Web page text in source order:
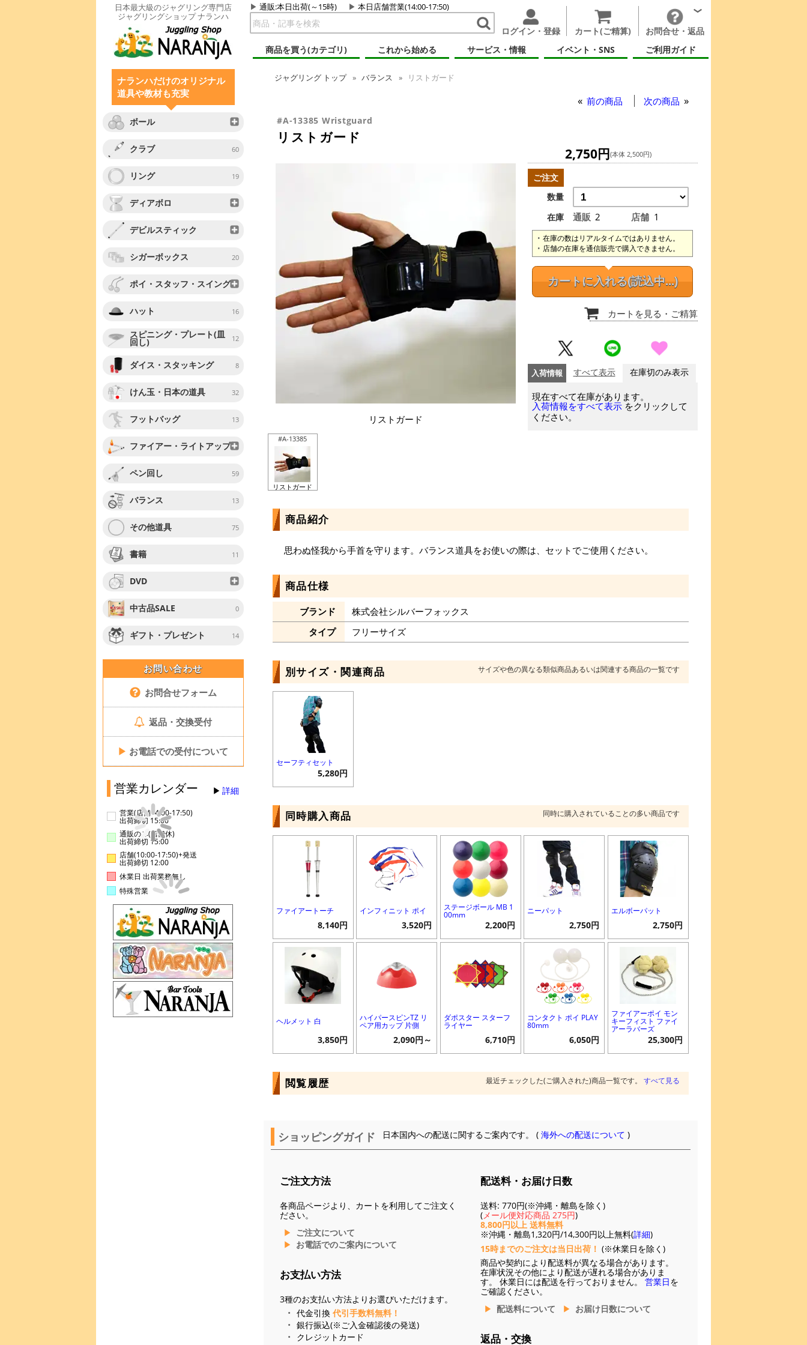
日本最大級のジャグリング専門店
ジャグリングショップ ナランハ
通販:本日出荷(～15時) 本日店舗営業(14:00-17:50)
ログイン・登録 カート(ご精算)
お問合せ・返品
商品を買う(カテゴリ)
これから始める サービス・情報 イベント・SNS ご利用ガイド
ナランハだけのオリジナル
道具や教材も充実
ボール
クラブ 60
リング 19
ディアボロ
デビルスティック
シガーボックス 20
ポイ・スタッフ・スイング
ハット 16
スピニング・プレート(皿
回し) 12
ダイス・スタッキング 8
けん玉・日本の道具 32
フットバッグ 13
ファイアー・ライトアップ
ペン回し 59
バランス 13
その他道具 75
書籍 11
DVD
中古品SALE 0
ギフト・プレゼント 14
お問い合わせ
お問合せフォーム
返品・交換受付
▶ お電話での受付について
営業カレンダー 詳細
営業(店舗14:00-17:50)
出荷締切 15:00
通販のみ(店舗休)
出荷締切 15:00
店舗(10:00-17:50)+発送
出荷締切 12:00
休業日 出荷業務無し
特殊営業
ジャグリング トップ バランス リストガード
前の商品 次の商品
#A-13385 Wristguard
リストガード
リストガード
#A-13385
リストガード
2,750円(本体 2,500円)
ご注文
数量
在庫
通販 2 店舗 1
在庫の数はリアルタイムではありません。
店舗の在庫を通信販売で購入できません。
カートに入れる(読込中...)
カートを見る ・ご精算
入荷情報 すべて表示 在庫切のみ表示
現在すべて在庫があります。
入荷情報をすべて表示 をクリックして
ください。
商品紹介
思わぬ怪我から手首を守ります。バランス道具をお使いの際は、セットでご使用ください。
商品仕様
ブランド
株式会社シルバーフォックス
タイプ
フリーサイズ
別サイズ・関連商品 サイズや色の異なる類似商品あるいは関連する商品の一覧です
セーフティセット
5,280円
同時購入商品 同時に購入されていることの多い商品です
ファイアートーチ
8,140円
インフィニット ポイ
3,520円
ステージボール MB 1
00mm
2,200円
ニーパット
2,750円
エルボーパット
2,750円
ヘルメット 白
3,850円
ハイパースピンTZ リ
ペア用カップ 片側
2,090円～
ダポスター スターフ
ライヤー
6,710円
コンタクト ポイ PLAY
80mm
6,050円
ファイアーポイ モン
キーフィスト ファイ
アーラバーズ
25,300円
閲覧履歴 最近チェックした(ご購入された)商品一覧です。 すべて見る
ショッピングガイド 日本国内への配送に関するご案内です。 (海外への配送について )
ご注文方法
各商品ページより、カートを利用してご注文く
ださい。
ご注文について
お電話でのご案内について
お支払い方法
3種のお支払い方法よりお選びいただけます。
代金引換 代引手数料無料！
銀行振込(※ご入金確認後の発送)
クレジットカード
配送料・お届け日数
送料: 770円(※沖縄・離島を除く)
(メール便対応商品 275円)
8,800円以上 送料無料
※沖縄・離島1,320円/14,300円以上無料(詳細)
15時までのご注文は当日出荷！ (※休業日を除く)
商品や契約により配送料が異なる場合があります。
在庫状況その他により配送が遅れる場合がありま
す。 休業日には配送を行っておりません。 営業日を
ご確認ください。
配送料について
お届け日数について
返品・交換